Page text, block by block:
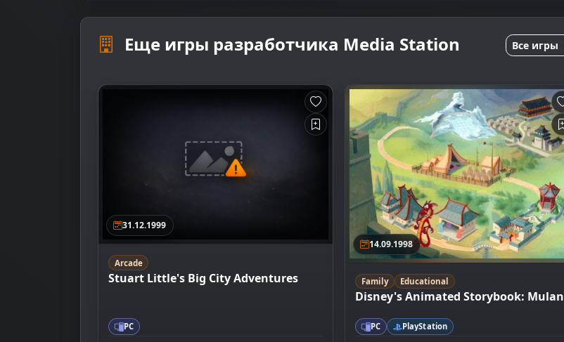
Еще игры разработчика Media Station Все игры
31.12.1999
Arcade
Stuart Little's Big City Adventures
PC
14.09.1998
Family Educational
Disney's Animated Storybook: Mulan
PC PlayStation